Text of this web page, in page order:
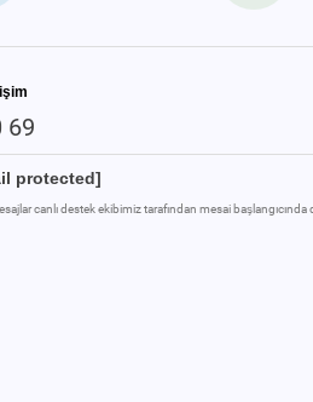
69
protected]
canlı destek ekibimiz tarafından mesai